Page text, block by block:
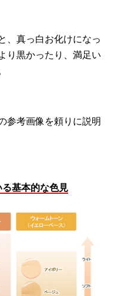
、真っ白お化けになっ
り黒かったり、満足い
参考画像を頼りに説明
基本的な色見